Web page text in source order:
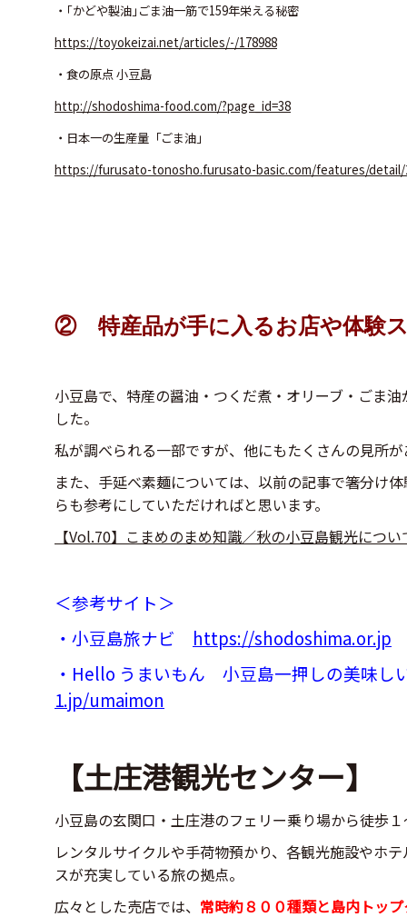
・｢かどや製油｣ごま油一筋で159年栄える秘密
https://toyokeizai.net/articles/-/178988
・食の原点 小豆島
http://shodoshima-food.com/?page_id=38
・日本一の生産量「ごま油」
https://furusato-tonosho.furusato-basic.com/features/detail/
② 特産品が手に入るお店や体験
小豆島で、特産の醤油・つくだ煮・オリーブ・ごま
した。
私が調べられる一部ですが、他にもたくさんの見所
また、手延べ素麺については、以前の記事で箸分け
らも参考にしていただければと思います。
【Vol.70】こまめのまめ知識／秋の小豆島観光につ
＜参考サイト＞
・小豆島旅ナビ https://shodoshima.or.jp
・Hello うまいもん 小豆島一押しの美味
1.jp/umaimon
【土庄港観光センター】
小豆島の玄関口・土庄港のフェリー乗り場から徒歩
レンタルサイクルや手荷物預かり、各観光施設やホ
スが充実している旅の拠点。
広々とした売店では、 常時約８００種類と島内トッ